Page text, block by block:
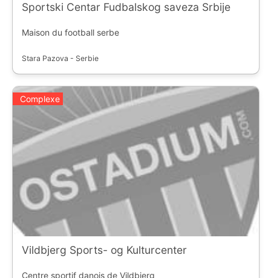
Sportski Centar Fudbalskog saveza Srbije
Maison du football serbe
Stara Pazova - Serbie
Complexe
Vildbjerg Sports- og Kulturcenter
Centre sportif danois de Vildbjerg